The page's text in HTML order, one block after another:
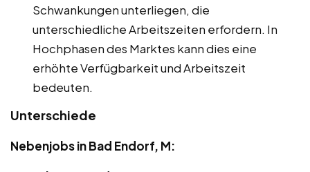
Schwankungen unterliegen, die
unterschiedliche Arbeitszeiten erfordern. In
Hochphasen des Marktes kann dies eine
erhöhte Verfügbarkeit und Arbeitszeit
bedeuten.
Unterschiede
Nebenjobs in Bad Endorf, M: